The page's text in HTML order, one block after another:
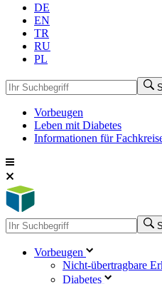
DE
EN
TR
RU
PL
Vorbeugen
Leben mit Diabetes
Informationen für
Vorbeugen
Nicht-übertragbare
Diabetes